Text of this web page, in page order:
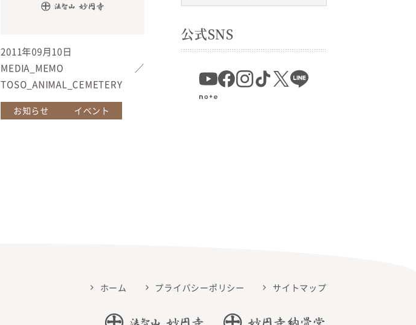
2011年09月10日
MEDIA_MEMO／
TOSO_ANIMAL_CEMETERY
お知らせ イベント
公式SNS
ホーム プライバシーポリシー サイトマップ